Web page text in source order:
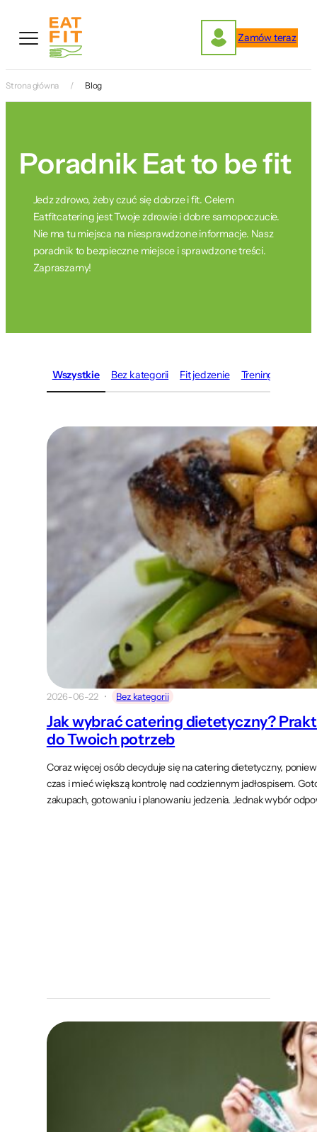
treści
Zamów teraz
Strona główna Blog
Poradnik Eat to be fit
Jedz zdrowo, żeby czuć się dobrze i fit. Celem
Eatfitcatering jest Twoje zdrowie i dobre samopoczucie.
Nie ma tu miejsca na niesprawdzone informacje. Nasz
poradnik to bezpieczne miejsce i sprawdzone treści.
Zapraszamy!
Wszystkie Bez kategorii Fit jedzenie Trening
2026-06-22 Bez kategorii
Jak wybrać catering dietetyczny?
do Twoich potrzeb
Coraz więcej osób decyduje się na catering dietetyczny,
czas i mieć większą kontrolę nad codziennym jadłospisem.
zakupach, gotowaniu i planowaniu jedzenia. Jednak wybór